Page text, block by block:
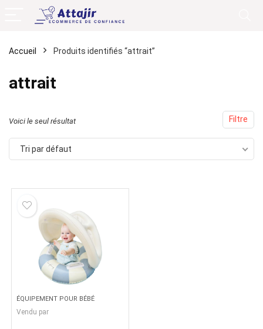
Accueil Produits identifiés “attrait”
attrait
Filtre
Voici le seul résultat
Tri par défaut
ÉQUIPEMENT POUR BÉBÉ
Vendu par